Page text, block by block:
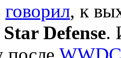
говорил, к
Star Defense.